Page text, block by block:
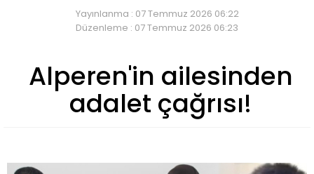
Yayınlanma : 07 Temmuz 2026 06:22
Düzenleme : 07 Temmuz 2026 06:23
Alperen'in ailesinden
adalet çağrısı!